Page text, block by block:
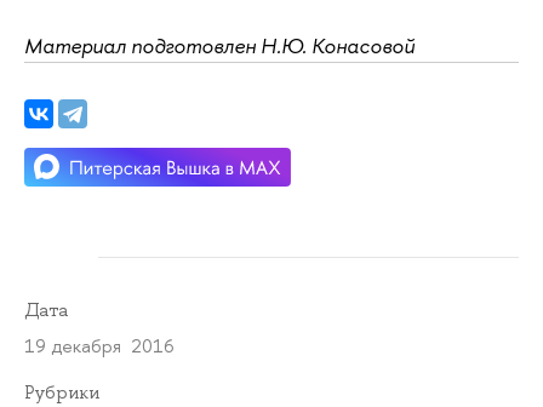
Материал подготовлен Н.Ю. Конасовой
Дата
19 декабря 2016
Рубрики